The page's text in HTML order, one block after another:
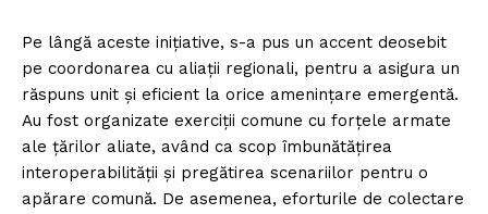
Pe lângă aceste inițiative, s-a pus un accent deosebit
pe coordonarea cu aliații regionali, pentru a asigura un
răspuns unit și eficient la orice amenințare emergentă.
Au fost organizate exerciții comune cu forțele armate
ale țărilor aliate, având ca scop îmbunătățirea
interoperabilității și pregătirea scenariilor pentru o
apărare comună. De asemenea, eforturile de colectare